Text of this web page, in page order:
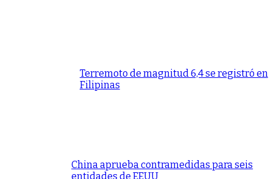
Terremoto de magnitud 6,4 se registró en
Filipinas
China aprueba contramedidas para seis
entidades de EEUU